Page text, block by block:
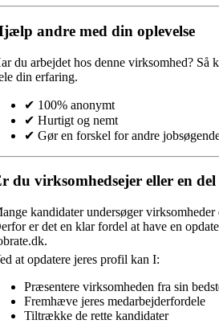
andre med din oplevelse
du arbejdet hos denne virksomhed? Så
din erfaring.
✔ 100% anonymt
✔ Hurtigt og nemt
✔ Gør en forskel for andre
du virksomhedsejer eller en del
kandidater undersøger
er det en klar fordel at have en
at opdatere jeres profil kan I:
Præsentere virksomheden fra sin
Fremhæve jeres medarbejderfordele
Tiltrække de rette kandidater